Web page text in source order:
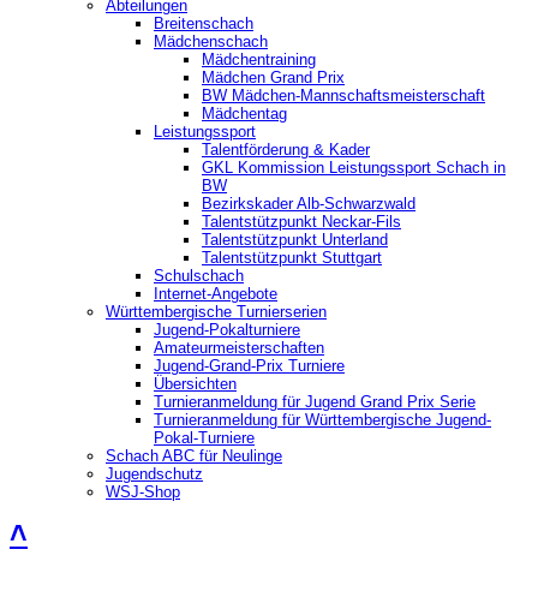
Abteilungen
Breitenschach
Mädchenschach
Mädchentraining
Mädchen Grand Prix
BW Mädchen-Mannschaftsmeisterschaft
Mädchentag
Leistungssport
Talentförderung & Kader
GKL Kommission Leistungssport Schach in
BW
Bezirkskader Alb-Schwarzwald
Talentstützpunkt Neckar-Fils
Talentstützpunkt Unterland
Talentstützpunkt Stuttgart
Schulschach
Internet-Angebote
Württembergische Turnierserien
Jugend-Pokalturniere
Amateurmeisterschaften
Jugend-Grand-Prix Turniere
Übersichten
Turnieranmeldung für Jugend Grand Prix Serie
Turnieranmeldung für Württembergische Jugend-
Pokal-Turniere
Schach ABC für Neulinge
Jugendschutz
WSJ-Shop
˄